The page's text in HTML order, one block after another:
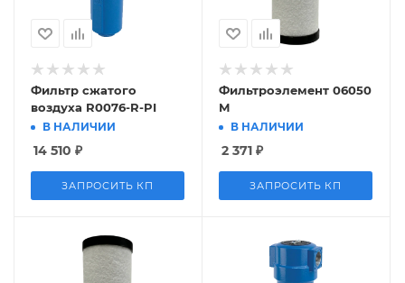
Фильтр сжатого
воздуха R0076-R-PI
В НАЛИЧИИ
14 510 ₽
ЗАПРОСИТЬ КП
Фильтроэлемент 06050
М
В НАЛИЧИИ
2 371 ₽
ЗАПРОСИТЬ КП